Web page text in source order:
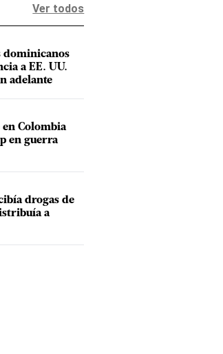
Ver todos
dominicanos
a EE. UU.
adelante
en Colombia
en guerra
drogas de
a